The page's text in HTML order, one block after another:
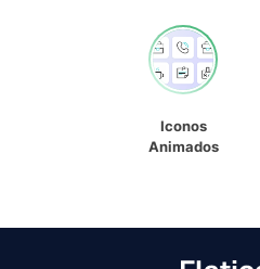
Iconos
Animados